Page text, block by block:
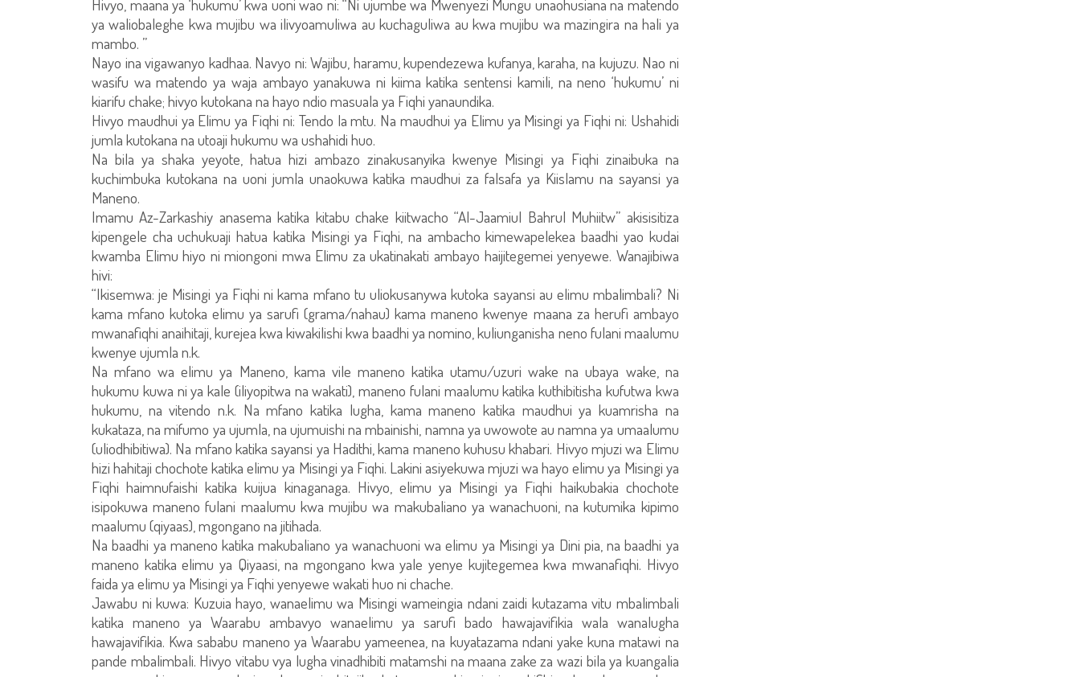
Hivyo, maana ya ‘hukumu’ kwa uoni wao ni: “Ni ujumbe wa Mwenyezi Mungu unaohusiana na matendo
ya waliobaleghe kwa mujibu wa ilivyoamuliwa au kuchaguliwa au kwa mujibu wa mazingira na hali ya
mambo. ”
Nayo ina vigawanyo kadhaa. Navyo ni: Wajibu, haramu, kupendezewa kufanya, karaha, na kujuzu. Nao ni
wasifu wa matendo ya waja ambayo yanakuwa ni kiima katika sentensi kamili, na neno ‘hukumu’ ni
kiarifu chake; hivyo kutokana na hayo ndio masuala ya Fiqhi yanaundika.
Hivyo maudhui ya Elimu ya Fiqhi ni: Tendo la mtu. Na maudhui ya Elimu ya Misingi ya Fiqhi ni: Ushahidi
jumla kutokana na utoaji hukumu wa ushahidi huo.
Na bila ya shaka yeyote, hatua hizi ambazo zinakusanyika kwenye Misingi ya Fiqhi zinaibuka na
kuchimbuka kutokana na uoni jumla unaokuwa katika maudhui za falsafa ya Kiislamu na sayansi ya
Maneno.
Imamu Az-Zarkashiy anasema katika kitabu chake kiitwacho “Al-Jaamiul Bahrul Muhiitw” akisisitiza
kipengele cha uchukuaji hatua katika Misingi ya Fiqhi, na ambacho kimewapelekea baadhi yao kudai
kwamba Elimu hiyo ni miongoni mwa Elimu za ukatinakati ambayo haijitegemei yenyewe. Wanajibiwa
hivi:
“Ikisemwa: je Misingi ya Fiqhi ni kama mfano tu uliokusanywa kutoka sayansi au elimu mbalimbali? Ni
kama mfano kutoka elimu ya sarufi (grama/nahau) kama maneno kwenye maana za herufi ambayo
mwanafiqhi anaihitaji, kurejea kwa kiwakilishi kwa baadhi ya nomino, kuliunganisha neno fulani maalumu
kwenye ujumla n.k.
Na mfano wa elimu ya Maneno, kama vile maneno katika utamu/uzuri wake na ubaya wake, na
hukumu kuwa ni ya kale (iliyopitwa na wakati), maneno fulani maalumu katika kuthibitisha kufutwa kwa
hukumu, na vitendo n.k. Na mfano katika lugha, kama maneno katika maudhui ya kuamrisha na
kukataza, na mifumo ya ujumla, na ujumuishi na mbainishi, namna ya uwowote au namna ya umaalumu
(uliodhibitiwa). Na mfano katika sayansi ya Hadithi, kama maneno kuhusu khabari. Hivyo mjuzi wa Elimu
hizi hahitaji chochote katika elimu ya Misingi ya Fiqhi. Lakini asiyekuwa mjuzi wa hayo elimu ya Misingi ya
Fiqhi haimnufaishi katika kuijua kinaganaga. Hivyo, elimu ya Misingi ya Fiqhi haikubakia chochote
isipokuwa maneno fulani maalumu kwa mujibu wa makubaliano ya wanachuoni, na kutumika kipimo
maalumu (qiyaas), mgongano na jitihada.
Na baadhi ya maneno katika makubaliano ya wanachuoni wa elimu ya Misingi ya Dini pia, na baadhi ya
maneno katika elimu ya Qiyaasi, na mgongano kwa yale yenye kujitegemea kwa mwanafiqhi. Hivyo
faida ya elimu ya Misingi ya Fiqhi yenyewe wakati huo ni chache.
Jawabu ni kuwa: Kuzuia hayo, wanaelimu wa Misingi wameingia ndani zaidi kutazama vitu mbalimbali
katika maneno ya Waarabu ambavyo wanaelimu ya sarufi bado hawajavifikia wala wanalugha
hawajavifikia. Kwa sababu maneno ya Waarabu yameenea, na kuyatazama ndani yake kuna matawi na
pande mbalimbali. Hivyo vitabu vya lugha vinadhibiti matamshi na maana zake za wazi bila ya kuangalia